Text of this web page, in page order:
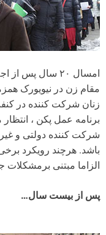
امسال ۲۰ سال
مقام زن در نیویورک
زنان شرکت کننده در
برنامه عمل پکن ،
شرکت کننده دولتی و
باشد. هرچند رویکرد
الزاما مبتنی برمشکلات
پس از بیست سال…